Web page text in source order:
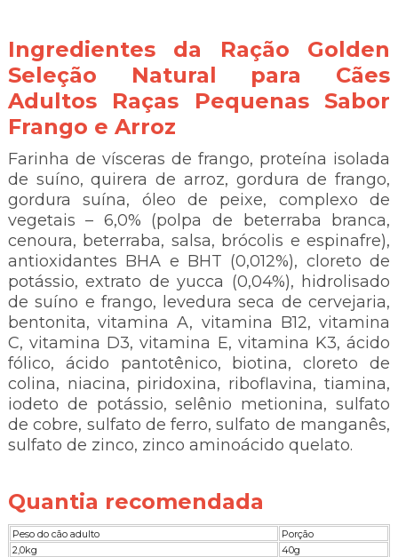
Ingredientes da Ração Golden
Seleção Natural para Cães
Adultos Raças Pequenas Sabor
Frango e Arroz
Farinha de vísceras de frango, proteína isolada
de suíno, quirera de arroz, gordura de frango,
gordura suína, óleo de peixe, complexo de
vegetais – 6,0% (polpa de beterraba branca,
cenoura, beterraba, salsa, brócolis e espinafre),
antioxidantes BHA e BHT (0,012%), cloreto de
potássio, extrato de yucca (0,04%), hidrolisado
de suíno e frango, levedura seca de cervejaria,
bentonita, vitamina A, vitamina B12, vitamina
C, vitamina D3, vitamina E, vitamina K3, ácido
fólico, ácido pantotênico, biotina, cloreto de
colina, niacina, piridoxina, riboflavina, tiamina,
iodeto de potássio, selênio metionina, sulfato
de cobre, sulfato de ferro, sulfato de manganês,
sulfato de zinco, zinco aminoácido quelato.
Quantia recomendada
Peso do cão adulto
Porção
2,0kg
40g